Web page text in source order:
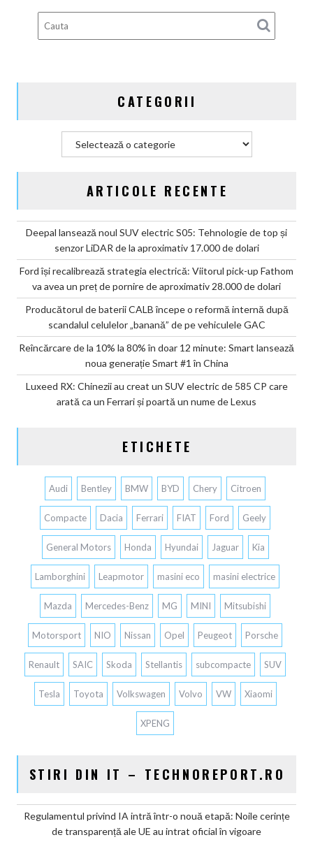
scandalul
celulelor
CATEGORII
ARTICOLE RECENTE
Deepal lansează noul SUV electric S05: Tehnologie de top și
senzor LiDAR de la aproximativ 17.000 de dolari
Ford își recalibrează strategia electrică: Viitorul pick-up Fathom
va avea un preț de pornire de aproximativ 28.000 de dolari
Producătorul de baterii CALB începe o reformă internă după
scandalul celulelor „banană” de pe vehiculele GAC
Reîncărcare de la 10% la 80% în doar 12 minute: Smart lansează
noua generație Smart #1 în China
Luxeed RX: Chinezii au creat un SUV electric de 585 CP care
arată ca un Ferrari și poartă un nume de Lexus
ETICHETE
Audi Bentley BMW BYD Chery Citroen
Compacte Dacia Ferrari FIAT Ford Geely
General Motors Honda Hyundai Jaguar Kia
Lamborghini Leapmotor masini eco masini electrice
Mazda Mercedes-Benz MG MINI Mitsubishi
Motorsport NIO Nissan Opel Peugeot Porsche
Renault SAIC Skoda Stellantis subcompacte SUV
Tesla Toyota Volkswagen Volvo VW Xiaomi
XPENG
STIRI DIN IT – TECHNOREPORT.RO
Regulamentul privind IA intră într-o nouă etapă: Noile cerințe
de transparență ale UE au intrat oficial în vigoare